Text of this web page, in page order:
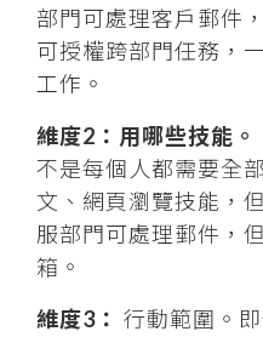
部門可處理客戶郵件
可授權跨部門任務，
工作。
維度2：用哪些技能。
不是每個人都需要全
文、網頁瀏覽技能，
服部門可處理郵件，
箱。
維度3： 行動範圍。